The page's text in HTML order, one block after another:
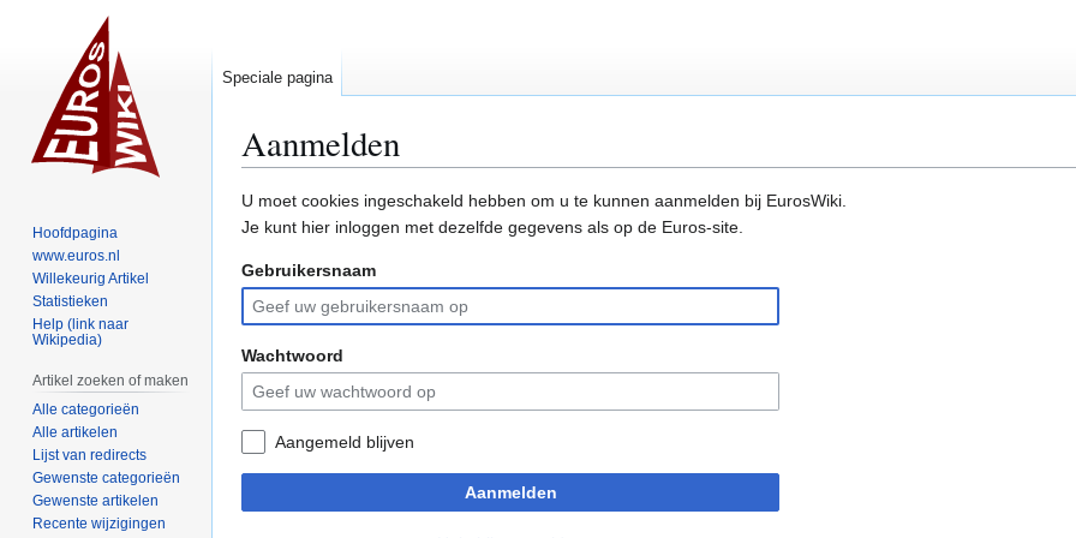
Aanmelden
Naar
navigatie
Naar
zoeken
U moet cookies ingeschakeld hebben om u te kunnen aanmelden bij EurosWiki.
Je kunt hier inloggen met dezelfde gegevens als op de Euros-site.
Gebruikersnaam
Wachtwoord
Aangemeld blijven
Aanmelden
Speciale pagina
Hoofdpagina
www.euros.nl
Willekeurig Artikel
Statistieken
Help (link naar
Wikipedia)
Artikel zoeken of maken
Alle categorieën
Alle artikelen
Lijst van redirects
Gewenste categorieën
Gewenste artikelen
Recente wijzigingen